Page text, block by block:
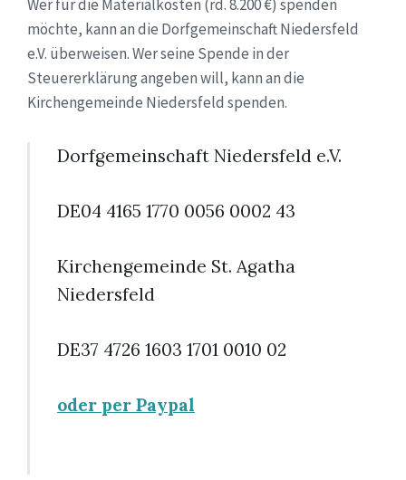
Wer für die Materialkosten (rd. 8.200 €) spenden
möchte, kann an die Dorfgemeinschaft Niedersfeld
e.V. überweisen. Wer seine Spende in der
Steuererklärung angeben will, kann an die
Kirchengemeinde Niedersfeld spenden.
Dorfgemeinschaft Niedersfeld e.V.
DE04 4165 1770 0056 0002 43
Kirchengemeinde St. Agatha
Niedersfeld
DE37 4726 1603 1701 0010 02
oder per Paypal